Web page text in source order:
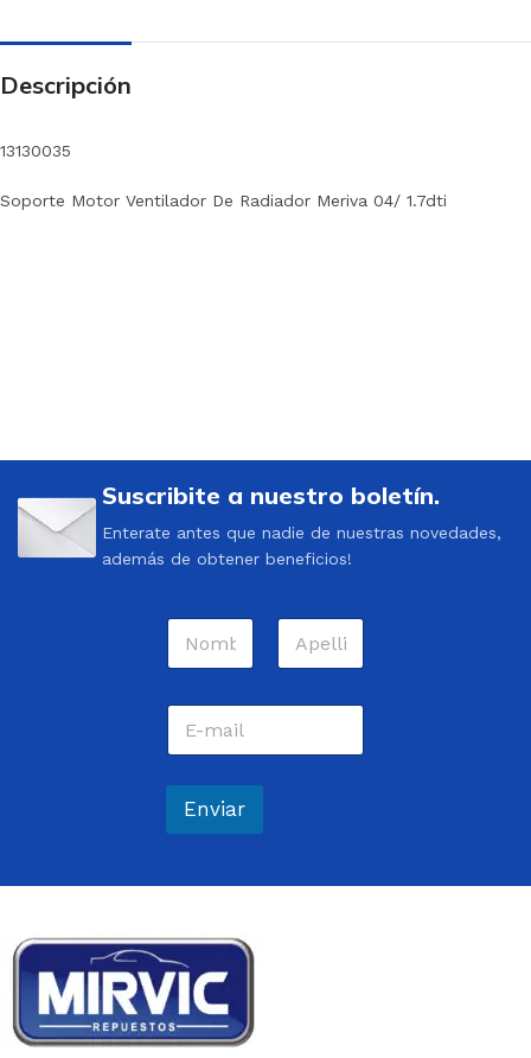
Descripción
13130035
Soporte Motor Ventilador De Radiador Meriva 04/ 1.7dti
Suscribite a nuestro boletín.
Enterate antes que nadie de nuestras novedades,
además de obtener beneficios!
N
m
*
C
r
r
t
r
ó
n
i
c
Enviar